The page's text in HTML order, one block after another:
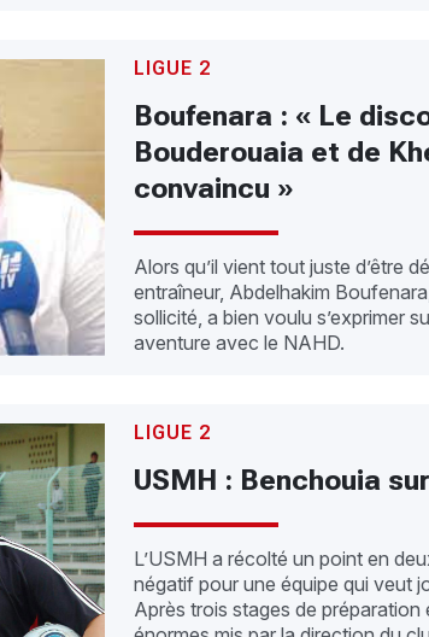
LIGUE 2
Boufenara : « Le
Bouderouaia et de
convaincu »
Alors qu’il vient tout juste d’être
entraîneur, Abdelhakim
sollicité, a bien voulu s’exprimer
aventure avec le NAHD.
LIGUE 2
USMH : Benchouia
L’USMH a récolté un point en
négatif pour une équipe qui veut
Après trois stages de préparation